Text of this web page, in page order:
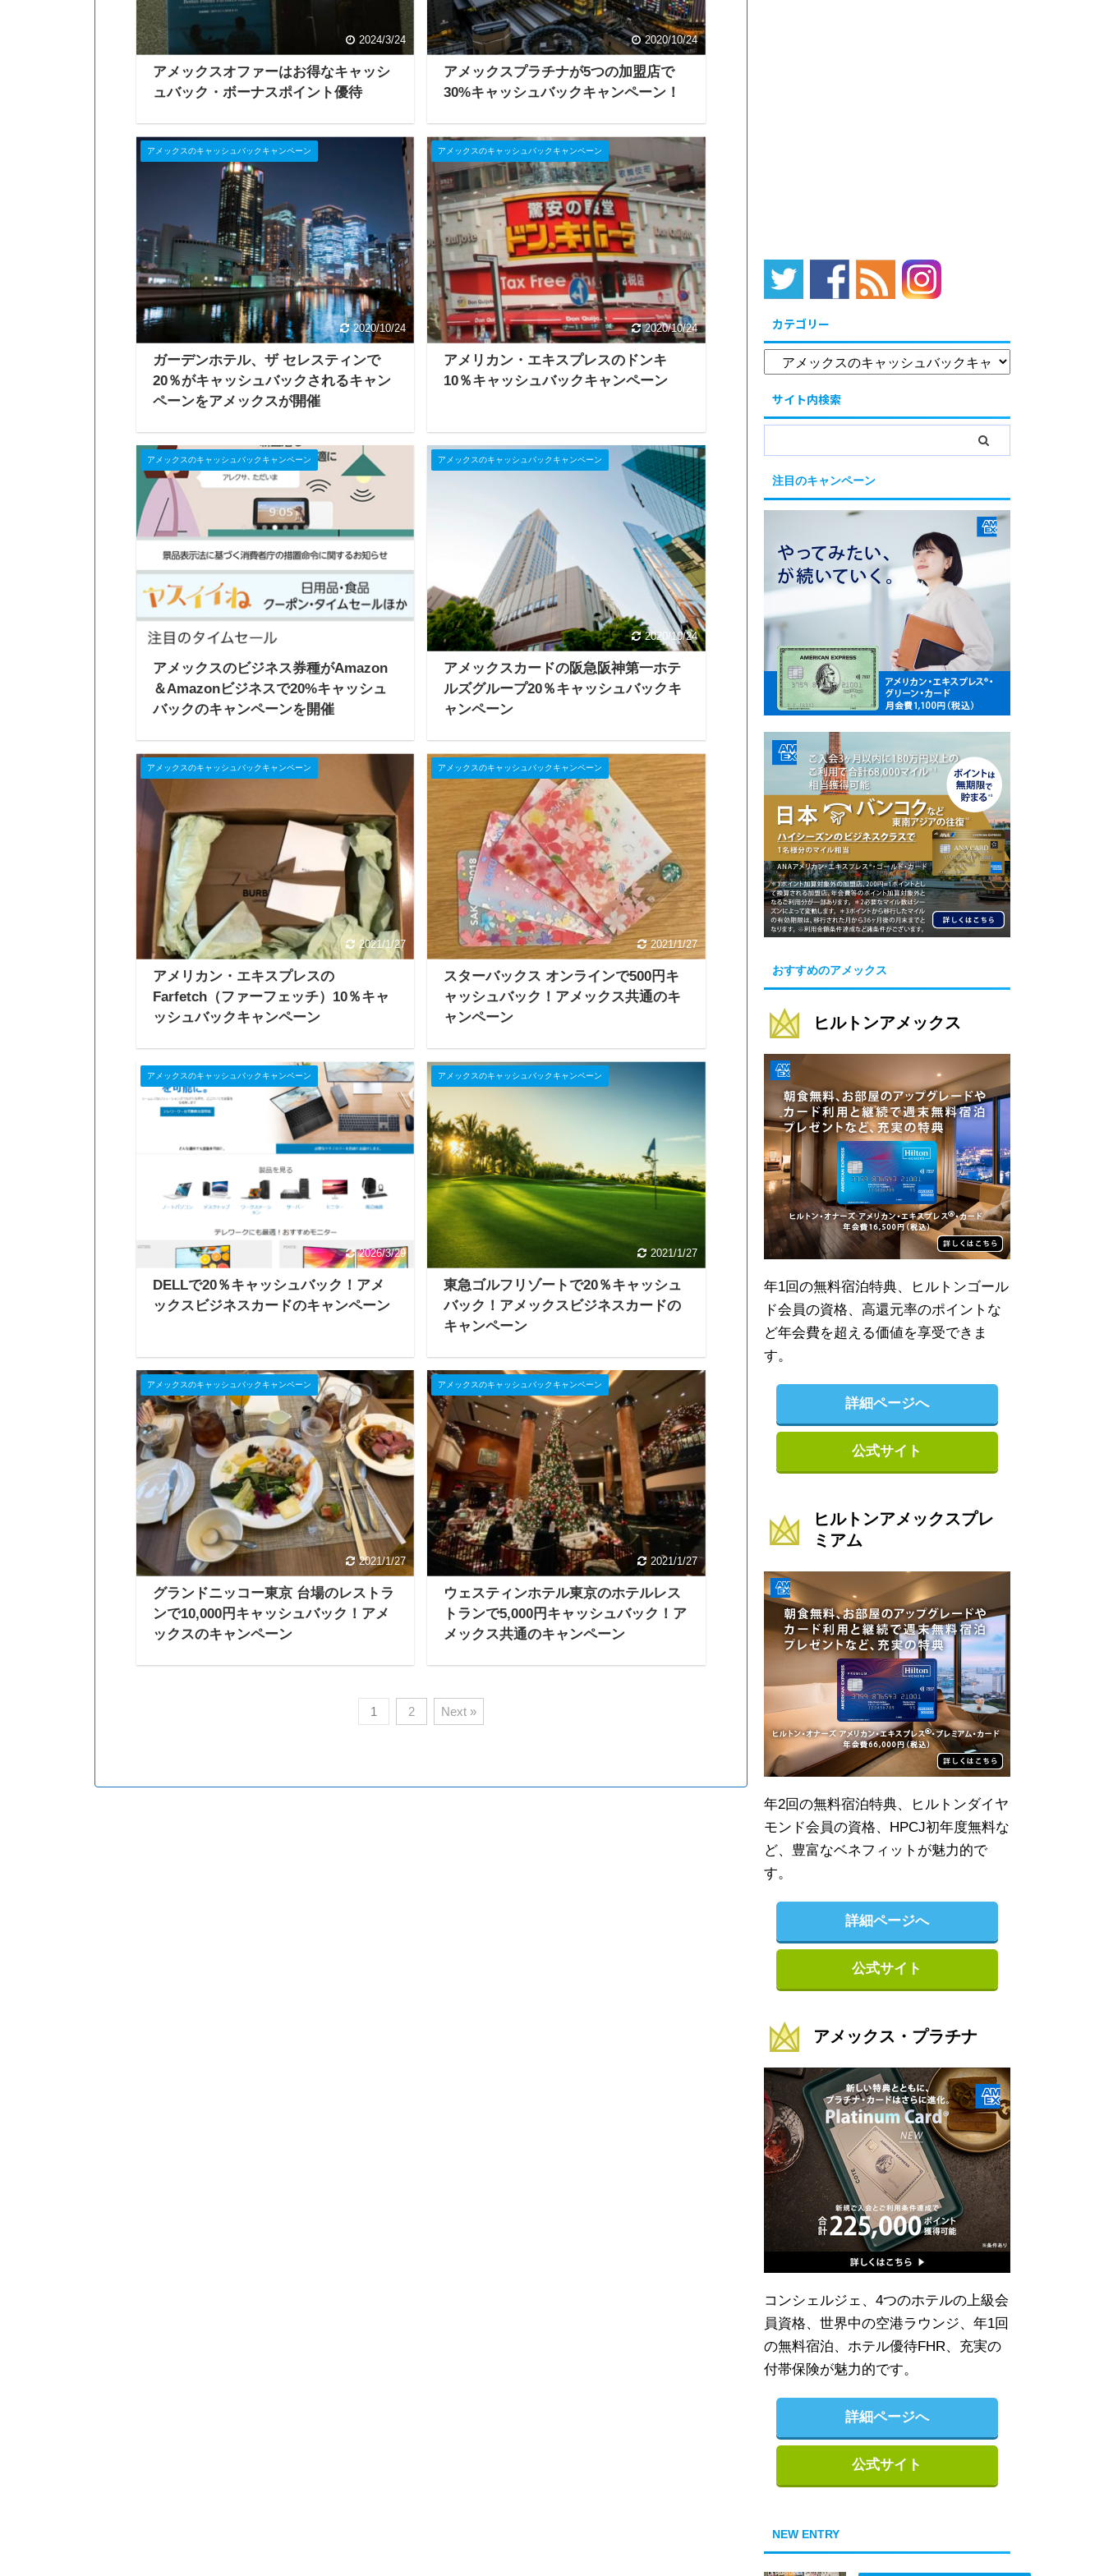
2024/3/24
アメックスオファーはお得なキャッシ
ュバック・ボーナスポイント優待
2020/10/24
アメックスプラチナが5つの加盟店で
30%キャッシュバックキャンペーン！
アメックスのキャッシュバックキャンペーン
2020/10/24
ガーデンホテル、ザ セレスティンで
20％がキャッシュバックされるキャン
ペーンをアメックスが開催
アメックスのキャッシュバックキャンペーン
2020/10/24
アメリカン・エキスプレスのドンキ
10％キャッシュバックキャンペーン
アメックスのキャッシュバックキャンペーン
アメックスのビジネス券種がAmazon
＆Amazonビジネスで20%キャッシュ
バックのキャンペーンを開催
アメックスのキャッシュバックキャンペーン
2020/10/24
アメックスカードの阪急阪神第一ホテ
ルズグループ20％キャッシュバックキ
ャンペーン
アメックスのキャッシュバックキャンペーン
2021/1/27
アメリカン・エキスプレスの
Farfetch（ファーフェッチ）10％キャ
ッシュバックキャンペーン
アメックスのキャッシュバックキャンペーン
2021/1/27
スターバックス オンラインで500円キ
ャッシュバック！アメックス共通のキ
ャンペーン
アメックスのキャッシュバックキャンペーン
2026/3/29
DELLで20％キャッシュバック！アメ
ックスビジネスカードのキャンペーン
アメックスのキャッシュバックキャンペーン
2021/1/27
東急ゴルフリゾートで20％キャッシュ
バック！アメックスビジネスカードの
キャンペーン
アメックスのキャッシュバックキャンペーン
2021/1/27
グランドニッコー東京 台場のレストラ
ンで10,000円キャッシュバック！アメ
ックスのキャンペーン
アメックスのキャッシュバックキャンペーン
2021/1/27
ウェスティンホテル東京のホテルレス
トランで5,000円キャッシュバック！ア
メックス共通のキャンペーン
1 2 Next »
カテゴリー
サイト内検索
注目のキャンペーン
おすすめのアメックス
ヒルトンアメックス
年1回の無料宿泊特典、ヒルトンゴール
ド会員の資格、高還元率のポイントな
ど年会費を超える価値を享受できま
す。
詳細ページへ
公式サイト
ヒルトンアメックスプレ
ミアム
年2回の無料宿泊特典、ヒルトンダイヤ
モンド会員の資格、HPCJ初年度無料な
ど、豊富なベネフィットが魅力的で
す。
詳細ページへ
公式サイト
アメックス・プラチナ
コンシェルジェ、4つのホテルの上級会
員資格、世界中の空港ラウンジ、年1回
の無料宿泊、ホテル優待FHR、充実の
付帯保険が魅力的です。
詳細ページへ
公式サイト
NEW ENTRY